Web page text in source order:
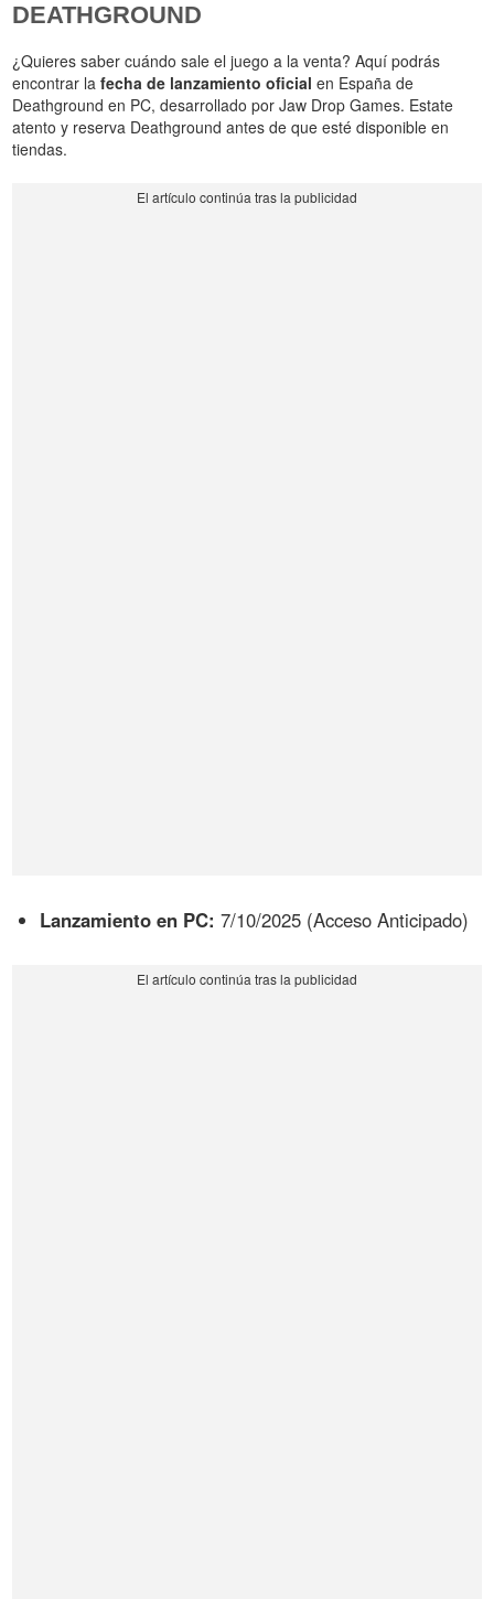
DEATHGROUND
¿Quieres saber cuándo sale el juego a la venta? Aquí podrás
encontrar lafecha de lanzamiento oficial en España de
Deathground en PC, desarrollado por Jaw Drop Games. Estate
atento y reserva Deathground antes de que esté disponible en
tiendas.
Lanzamiento en PC: 7/10/2025 (Acceso Anticipado)